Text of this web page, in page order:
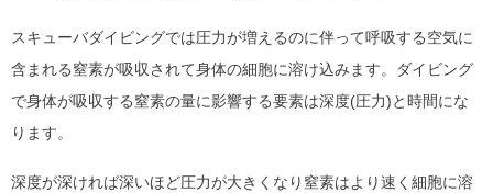
スキューバダイビングでは圧力が増えるのに伴って呼吸する空気に
含まれる窒素が吸収されて身体の細胞に溶け込みます。ダイビング
で身体が吸収する窒素の量に影響する要素は深度(圧力)と時間にな
ります。
深度が深ければ深いほど圧力が大きくなり窒素はより速く細胞に溶